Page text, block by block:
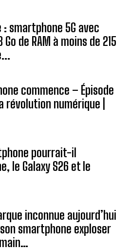
smartphone 5G avec
Go de RAM à moins de 215
commence – Épisode
révolution numérique |
pourrait-il
le Galaxy S26 et le
inconnue aujourd’hui
smartphone exploser